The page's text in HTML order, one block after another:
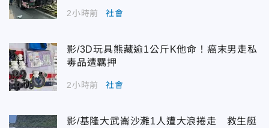
2小時前 社會
影/3D玩具熊藏逾1公斤K他命！癌末男走私
毒品遭羈押
2小時前 社會
影/基隆大武崙沙灘1人遭大浪捲走 救生艇